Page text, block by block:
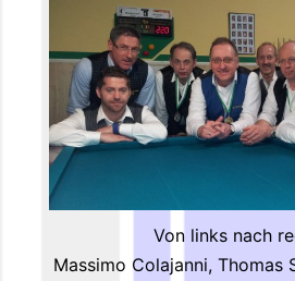
Von links nach
Massimo Colajanni, Thomas